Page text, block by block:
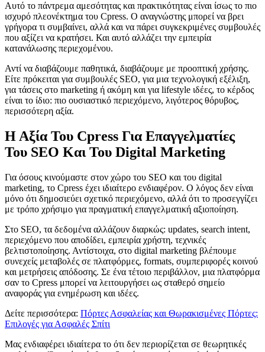
Αυτό το πάντρεμα αμεσότητας και πρακτικότητας είναι ίσως το πιο
ισχυρό πλεονέκτημα του Cpress. Ο αναγνώστης μπορεί να βρει
γρήγορα τι συμβαίνει, αλλά και να πάρει συγκεκριμένες συμβουλές
που αξίζει να κρατήσει. Και αυτό αλλάζει την εμπειρία
κατανάλωσης περιεχομένου.
Αντί να διαβάζουμε παθητικά, διαβάζουμε με προοπτική χρήσης.
Είτε πρόκειται για συμβουλές SEO, για μια τεχνολογική εξέλιξη,
για τάσεις στο marketing ή ακόμη και για lifestyle ιδέες, το κέρδος
είναι το ίδιο: πιο ουσιαστικό περιεχόμενο, λιγότερος θόρυβος,
περισσότερη αξία.
Η Αξία Του Cpress Για Επαγγελματίες
Του SEO Και Του Digital Marketing
Για όσους κινούμαστε στον χώρο του SEO και του digital
marketing, το Cpress έχει ιδιαίτερο ενδιαφέρον. Ο λόγος δεν είναι
μόνο ότι δημοσιεύει σχετικό περιεχόμενο, αλλά ότι το προσεγγίζει
με τρόπο χρήσιμο για πραγματική επαγγελματική αξιοποίηση.
Στο SEO, τα δεδομένα αλλάζουν διαρκώς: updates, search intent,
περιεχόμενο που αποδίδει, εμπειρία χρήστη, τεχνικές
βελτιστοποίησης. Αντίστοιχα, στο digital marketing βλέπουμε
συνεχείς μεταβολές σε πλατφόρμες, formats, συμπεριφορές κοινού
και μετρήσεις απόδοσης. Σε ένα τέτοιο περιβάλλον, μια πλατφόρμα
σαν το Cpress μπορεί να λειτουργήσει ως σταθερό σημείο
αναφοράς για ενημέρωση και ιδέες.
Δείτε περισσότερα: Πόρτες Ασφαλείας και Θωρακισμένες Πόρτες:
Επιλογές για Ασφαλές Σπίτι
Μας ενδιαφέρει ιδιαίτερα το ότι δεν περιορίζεται σε θεωρητικές